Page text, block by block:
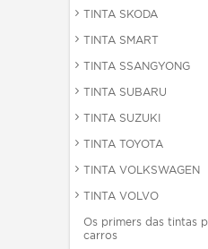
TINTA SKODA
TINTA SMART
TINTA SSANGYONG
TINTA SUBARU
TINTA SUZUKI
TINTA TOYOTA
TINTA VOLKSWAGEN
TINTA VOLVO
Os primers das tintas
carros